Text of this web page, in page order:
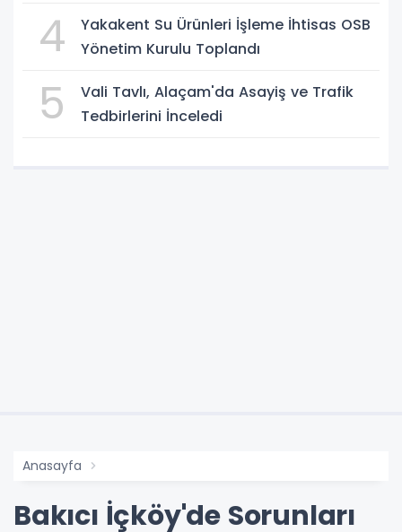
4
Yakakent Su Ürünleri İşleme İhtisas OSB
Yönetim Kurulu Toplandı
5
Vali Tavlı, Alaçam'da Asayiş ve Trafik
Tedbirlerini İnceledi
Anasayfa
Bakıcı İçköy'de Sorunları